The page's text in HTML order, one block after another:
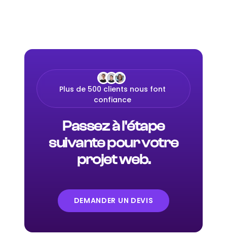
Plus de 500 clients nous font
confiance
Passez à l'étape
suivante pour votre
projet web.
DEMANDER UN DEVIS